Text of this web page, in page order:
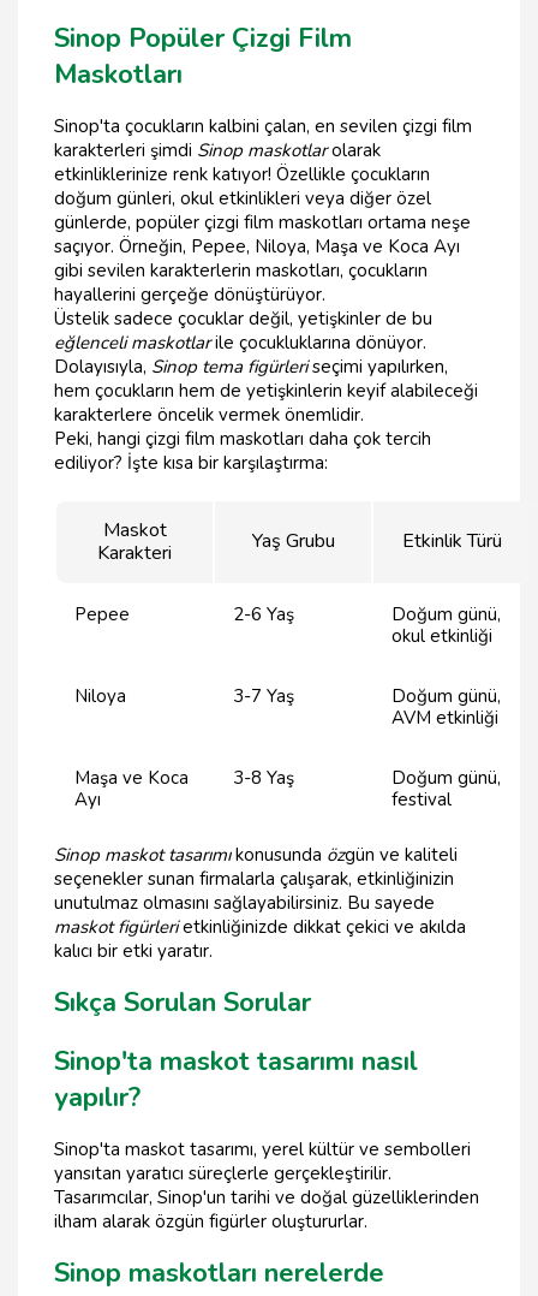
Sinop Popüler Çizgi Film
Maskotları
Sinop'ta çocukların kalbini çalan, en sevilen çizgi film
karakterleri şimdi Sinop maskotlarolarak
etkinliklerinize renk katıyor! Özellikle çocukların
doğum günleri, okul etkinlikleri veya diğer özel
günlerde, popüler çizgi film maskotları ortama neşe
saçıyor. Örneğin, Pepee, Niloya, Maşa ve Koca Ayı
gibi sevilen karakterlerin maskotları, çocukların
hayallerini gerçeğe dönüştürüyor.
Üstelik sadece çocuklar değil, yetişkinler de bu
eğlenceli maskotlarile çocukluklarına dönüyor.
Dolayısıyla, Sinop tema figürleriseçimi yapılırken,
hem çocukların hem de yetişkinlerin keyif alabileceği
karakterlere öncelik vermek önemlidir.
Peki, hangi çizgi film maskotları daha çok tercih
ediliyor? İşte kısa bir karşılaştırma:
Maskot
Karakteri
Yaş Grubu Etkinlik Türü
Pepee 2-6 Yaş
Doğum günü,
okul etkinliği
Niloya 3-7 Yaş
Doğum günü,
AVM etkinliği
Maşa ve Koca
Ayı
3-8 Yaş
Doğum günü,
festival
Sinop maskot tasarımıkonusunda özgün ve kaliteli
seçenekler sunan firmalarla çalışarak, etkinliğinizin
unutulmaz olmasını sağlayabilirsiniz. Bu sayede
maskot figürlerietkinliğinizde dikkat çekici ve akılda
kalıcı bir etki yaratır.
Sıkça Sorulan Sorular
Sinop'ta maskot tasarımı nasıl
yapılır?
Sinop'ta maskot tasarımı, yerel kültür ve sembolleri
yansıtan yaratıcı süreçlerle gerçekleştirilir.
Tasarımcılar, Sinop'un tarihi ve doğal güzelliklerinden
ilham alarak özgün figürler oluştururlar.
Sinop maskotları nerelerde